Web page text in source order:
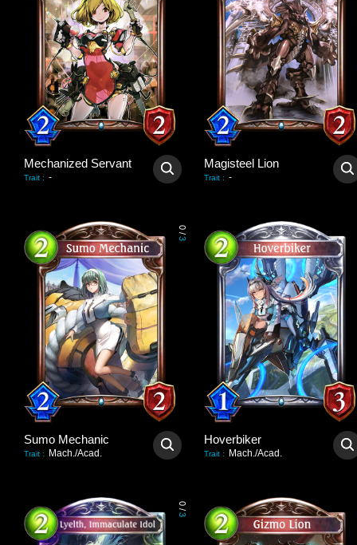
Mechanized Servant
Trait : -
Magisteel Lion
Trait : -
0
/
3
Sumo Mechanic
Trait : Mach./Acad.
Hoverbiker
Trait : Mach./Acad.
0
/
3